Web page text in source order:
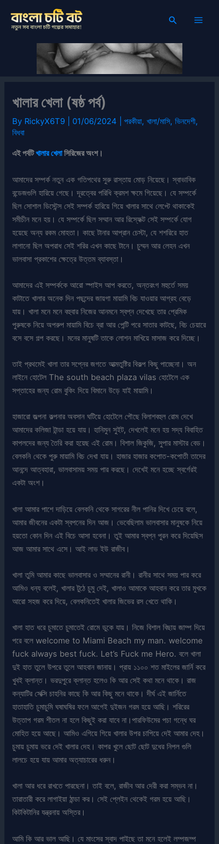
content
Search
খালার খেলা (ষষ্ঠ পর্ব)
By RickyX6T9 01/06/2024 |পরকীয়া,খালা/মাসি,ভিনদেশী,
বিধবা
এই পর্বটিখালার খেলাসিরিজের অংশ।
আমাদের সম্পর্ক নতুন এক গতিপথের সুরু রাস্তায় মোড় নিয়েছে। স্বাভাবিক
বন্ডেজগুলি হারিয়ে গেছে। দূরত্বের পরিধি ক্রমশ ক্ষমে গিয়েছে। যে সম্পর্কে
ছিল সোশাল ডিস্টেন্স সেই সম্পর্ক হারিয়ে গিয়ে খালার সাথে লেপ্টে থাকাকেই
সমীচীন মনে হয়। যে সম্পর্কে ছিল সম্মান আর রিস্ফেক্ট সেই সম্পর্কে যোগ
হয়েছে অন্য রকম মোহতা। কাছে টানার আপ্রান চেস্টা, যে শশরিরে হাত
লাগানো ছিল অপরাধ সেই শরির এখন কাছে টানে। চুম্মন আর লেহন এখন
ভালবাসা প্রকাশের ক্ষেত্রে উত্তম ব্যাবস্তা।
আমাদের এই সম্পর্ককে আরো স্পাইস আপ করতে, অন্তরংগ মহুর্তে সময়
কাটাতে খালার অনেক দিন পছন্দের জায়গা মায়ামি বিচ যাওয়ার আগ্রহ বেড়ে
যায়। খালা মনে মনে বহুবার নিজের আনমনে স্বপ্ন দেখেছে তার প্রেমিক
পুরুষকে নিয়ে অপরুপ মায়ামি বিচে ব্রা আর পেন্টি পরে সাতার কাটছে, বিচ চেয়ারে
বসে বসে গল্প করছে। মনের মানুষটি তাকে লোশন মাখিয়ে মাসাজ করে দিচ্ছে।
তাই প্রথমেই খালা তার সপ্নের জগতে আত্মতুষ্টির বিকল্প কিছু পাচ্ছেনা। অন
লাইনে হোটেল The south beach plaza vilas হোটেলে এক
সপ্তাহের জন্য রোম বুকিং দিয়ে বিমানে উড়ে যাই মায়ামি।
হাজারো জল্পনা কল্পনার অবসান ঘটিয়ে হোটেলে পৌছে বিলাশবহুল রোম দেখে
আমাদের কলিজা টান্ডা হয়ে যায়। হানিমুন সুইট, দেখলেই মনে হয় সদ্য বিবাহিত
কাপলদের জন্য তৈরি করা হয়েছ এই রোম। বিশাল জিকুজি, সুপার মাস্টার বেড।
বেলকনি থেকে পুরু মায়ামি বিচ দেখা যায়। হাজার হাজার কপোত-কপোতী তাদের
আনন্দে আত্বহারা, ভালবাসাময় সময় পার করছে। দেখেই মনে হচ্ছে স্বর্গেরই
একটা অংশ।
খালা আমার পাশে দাড়িয়ে বেলকনি থেকে সাগরের নীল পানির দিখে চেয়ে বলে,
আমার জীবনের একটা স্বপনের দিন আজ। ভেবেছিলাম ভালবাসার মানুষকে নিয়ে
হয়তো কোন দিন এই বিচে আসা হবেনা। তুই আমার স্বপ্ন পুরন করে দিয়েছিস
আজ আমার সাথে এসে। আই লাভ ইউ রাজীব।
খালা তুমি আমার কাছে ভালবাসার ও সম্মানের রানী। রানীর সাথে সময় পার করে
আমিও ধন্য বলেই, খালার টুঠে চুমু দেই, খালাও আমাকে আহবান করে তার মুখকে
আরো সহজ করে দিয়ে, বেলকনিতেই খালার জিভের রস খেতে থাকি।
খালা হাত ধরে চুমাতে চুমাতেই রোমে ডুকে যায়। নিজে বিশাল বিছায় জাম্প দিয়ে
পরে বলে welcome to Miami Beach my man. welcome
fuck always best fuck. Let’s Fuck me Hero. বলে খালা
দুই হাত তুলে উপরে তুলে আহবান জানায়। প্রায় ১১০০ শত মাইলের জার্নি করে
খুবই ক্লান্ত। ভরদুপুরে ক্লান্ত হলেও কি আর সেই কথা মনে থাকে। রাজ
কন্যাটির সেক্সি চাহনির কাছে কি আর কিছু মনে থাকে। দীর্ঘ এই জার্নিতে
হাতাহাতি চুমাচুমি ঘষাঘষির ফলে আগেই দুইজন গরম হয়ে আছি। শরিরের
উত্তাপ গরম শীতল না হলে কিছুই করা যাবে না।পারফিউমের পচা গন্ধে ঘর
মোহিত হয়ে আছে। আমিও এগিয়ে গিয়ে খালার উপর চাপিয়ে দেই আমার দেহ।
চুমায় চুমায় ভরে দেই খালার দেহ। কাপর খুলে ছোট ছোট দুধের নিপল গুলি
লালচে হয়ে যায় আমার অত্যাচারের ধরুন।
খালা আর ধরে রাখতে পারছেনা। তাই বলে, রাজীব আর দেরী করা সম্ভব না।
তারাতারী করে লাগাইয়া ঠান্ডা কর। সেই প্লেইন থেকেই গরম হয়ে আছি।
কিটকিটানির যন্ত্রনায় অস্তির।
আমি কি আর ভাল আছি। যে মাংসের স্বাদ পাইছে তা মনে হলেই লম্পজম্প